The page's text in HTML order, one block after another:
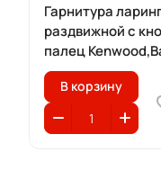
Гарнитура
раздвижной с
палец
разъем
В корзину